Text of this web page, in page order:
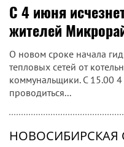
С 4 июня
жителей
О новом сроке начала
тепловых сетей от
коммунальщики. С 15.00
проводиться...
НОВОСИБИРСКАЯ